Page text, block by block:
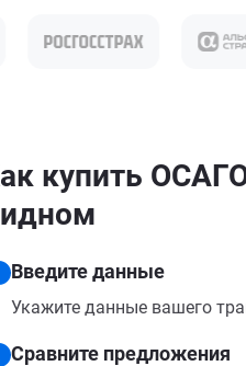
купить
Введите данные
Укажите данные вашего
Сравните предложения